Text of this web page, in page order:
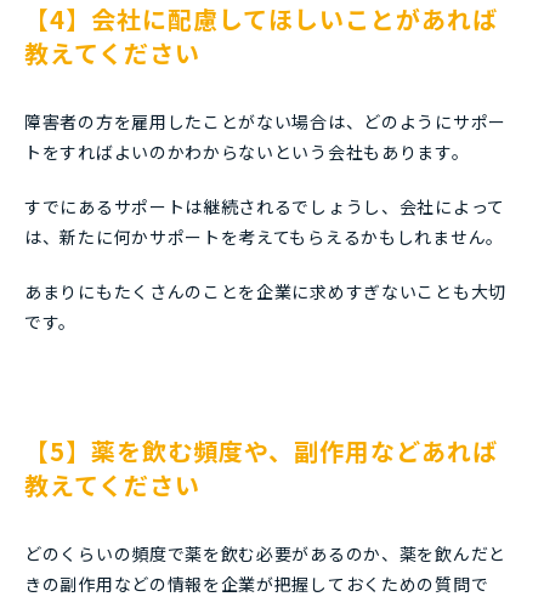
【4】会社に配慮してほしいことがあれば
教えてください
障害者の方を雇用したことがない場合は、どのようにサポー
トをすればよいのかわからないという会社もあります。
すでにあるサポートは継続されるでしょうし、会社によって
は、新たに何かサポートを考えてもらえるかもしれません。
あまりにもたくさんのことを企業に求めすぎないことも大切
です。
【5】薬を飲む頻度や、副作用などあれば
教えてください
どのくらいの頻度で薬を飲む必要があるのか、薬を飲んだと
きの副作用などの情報を企業が把握しておくための質問で